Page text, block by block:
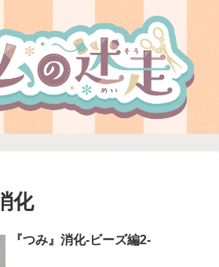
化
『つみ』消化-ビーズ編2-